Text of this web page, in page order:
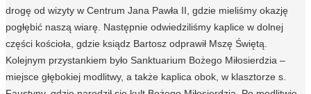
drogę od wizyty w Centrum Jana Pawła II, gdzie mieliśmy okazję
pogłębić naszą wiarę. Następnie odwiedziliśmy kaplice w dolnej
części kościoła, gdzie ksiądz Bartosz odprawił Mszę Świętą.
Kolejnym przystankiem było Sanktuarium Bożego Miłosierdzia –
miejsce głębokiej modlitwy, a także kaplica obok, w klasztorze s.